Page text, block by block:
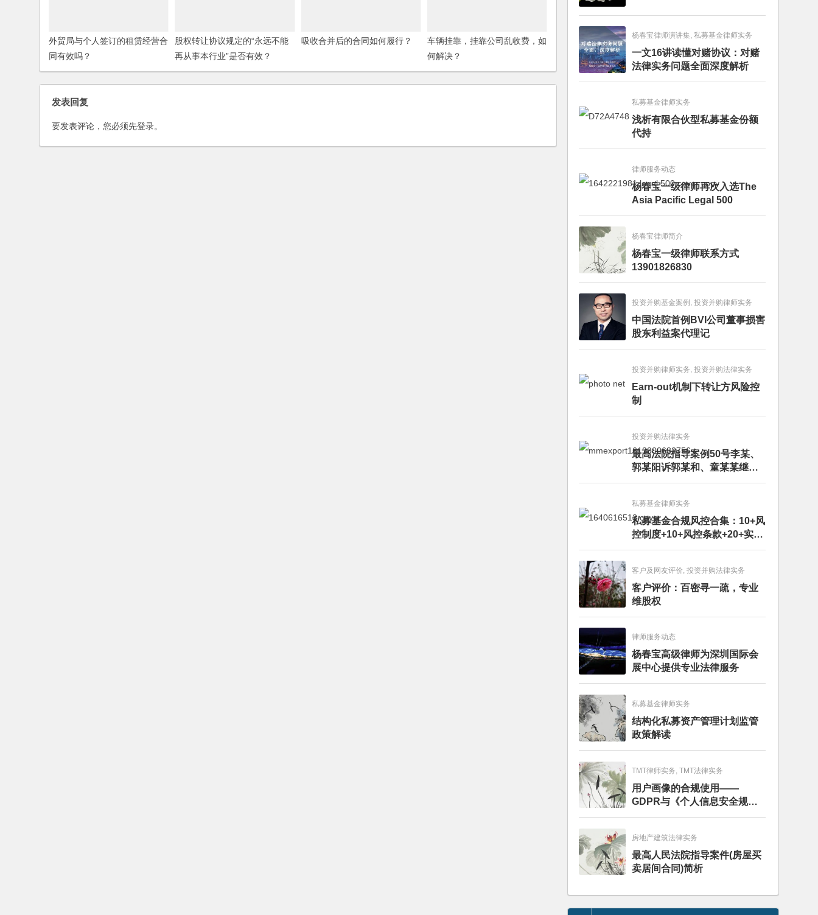
外贸局与个人签订的租赁经营合
同有效吗？
股权转让协议规定的“永远不能
再从事本行业”是否有效？
吸收合并后的合同如何履行？
车辆挂靠，挂靠公司乱收费，如
何解决？
发表回复
要发表评论，您必须先登录。
杨春宝律师演讲集, 私募基金律师实务
一文16讲读懂对赌协议：对赌
法律实务问题全面深度解析
私募基金律师实务
浅析有限合伙型私募基金份额
代持
律师服务动态
杨春宝一级律师再次入选The
Asia Pacific Legal 500
杨春宝律师简介
杨春宝一级律师联系方式
13901826830
投资并购基金案例, 投资并购律师实务
中国法院首例BVI公司董事损害
股东利益案代理记
投资并购律师实务, 投资并购法律实务
Earn-out机制下转让方风险控
制
投资并购法律实务
最高法院指导案例50号李某、
郭某阳诉郭某和、童某某继承
纠纷案
私募基金律师实务
私募基金合规风控合集：10+风
控制度+10+风控条款+20+实务
文章+每月动态
客户及网友评价, 投资并购法律实务
客户评价：百密寻一疏，专业
维股权
律师服务动态
杨春宝高级律师为深圳国际会
展中心提供专业法律服务
私募基金律师实务
结构化私募资产管理计划监管
政策解读
TMT律师实务, TMT法律实务
用户画像的合规使用——
GDPR与《个人信息安全规
范》的比较分析
房地产建筑法律实务
最高人民法院指导案件(房屋买
卖居间合同)简析